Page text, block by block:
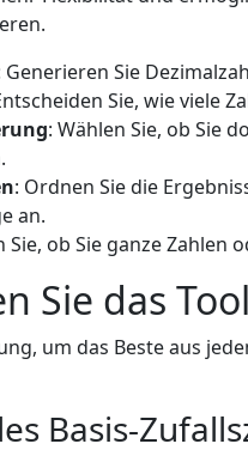
Generieren Sie
Sie, wie viele
: Wählen Sie, ob Sie
: Ordnen Sie die
an.
Sie, ob Sie ganze Zahlen
Sie das Tool
um das Beste aus
Basis-